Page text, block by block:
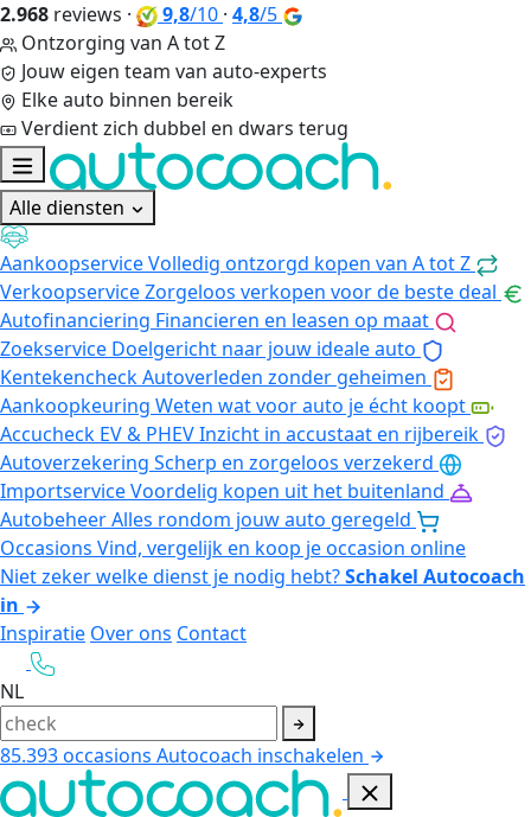
2.968 reviews · 9,8/10 · 4,8/5
Ontzorging van A tot Z
Jouw eigen team van auto-experts
Elke auto binnen bereik
Verdient zich dubbel en dwars terug
Alle diensten
AankoopserviceVolledig ontzorgd kopen van A tot Z
VerkoopserviceZorgeloos verkopen voor de beste deal
Autofinanciering Financieren en leasen op maat
Zoekservice Doelgericht naar jouw ideale auto
KentekencheckAutoverleden zonder geheimen
Aankoopkeuring Weten wat voor auto je écht koopt
Accucheck EV & PHEVInzicht in accustaat en rijbereik
Autoverzekering Scherp en zorgeloos verzekerd
ImportserviceVoordelig kopen uit het buitenland
AutobeheerAlles rondom jouw auto geregeld
Occasions Vind, vergelijk en koop je occasion online
Niet zeker welke dienst je nodig hebt?Schakel Autocoach
in
Inspiratie Over ons Contact
NL
85.393occasions Autocoach inschakelen